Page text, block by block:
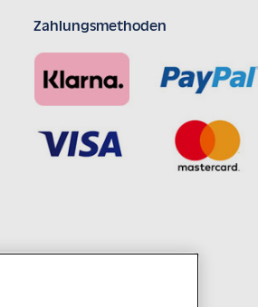
Zahlungsmethoden